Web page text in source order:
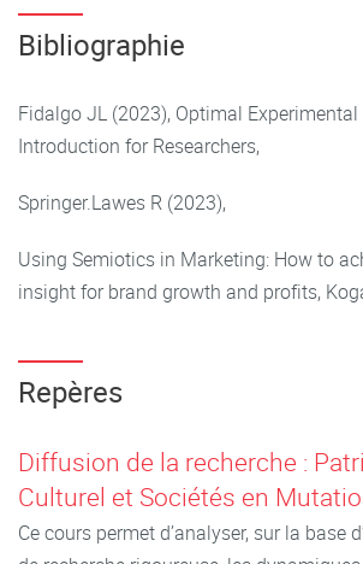
publicitaires et des marques
packaging, branding
Ateliers pratiques : application de
conception et la conduite de recherches
Bibliographie
Fidalgo JL (2023), Optimal Experimental
Introduction for Researchers,
Springer.Lawes R (2023),
Using Semiotics in Marketing: How to
insight for brand growth and profits,
Repères
Diffusion de la recherche :
Culturel et Sociétés en
Ce cours permet d’analyser, sur la base